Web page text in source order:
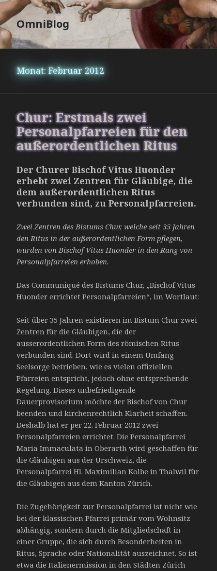
OmniBlog
MENÜ
UND
Monat:Februar 2012
Chur: Erstmals zwei
Personalpfarreien für den
außerordentlichen Ritus
Der Churer Bischof Vitus Huonder
erhebt zwei Zentren für Gläubige, die
dem außerordentlichen Ritus
verbunden sind, zu Personalpfarreien.
Zwei Zentren des Bistums Chur, welche seit 35 Jahren
den Ritus in der außerordentlichen Form pflegen,
wurden von Bischof Vitus Huonder in den Rang von
Personalpfarreien erhoben.
Das Communiqué des Bistums Chur, „Bischof Vitus
Huonder errichtet Personalpfarreien“, im Wortlaut:
Seit über 35 Jahren existieren im Bistum Chur zwei
Zentren für die Gläubigen, die der
ausserordentlichen Form des römischen Ritus
verbunden sind. Dort wird in einem Umfang
Seelsorge betrieben, wie es vielen offiziellen
Pfarreien entspricht, jedoch ohne entsprechende
Regelung. Dieses unbefriedigende
Dauerprovisorium möchte der Bischof von Chur
beenden und kirchenrechtlich Klarheit schaffen.
Deshalb hat er per 22. Februar 2012 zwei
Personalpfarreien errichtet. Die Personalpfarrei
Maria Immaculata in Oberarth wird geschaffen für
die Gläubigen aus der Urschweiz, die
Personalpfarrei Hl. Maximilian Kolbe in Thalwil für
die Gläubigen aus dem Kanton Zürich.
Die Zugehörigkeit zur Personalpfarrei ist nicht wie
bei der klassischen Pfarrei primär vom Wohnsitz
abhängig, sondern durch die Mitgliedschaft in
einer Gruppe, die sich durch Besonderheiten in
Ritus, Sprache oder Nationalität auszeichnet. So ist
etwa die Italienermission in den Städten Zürich